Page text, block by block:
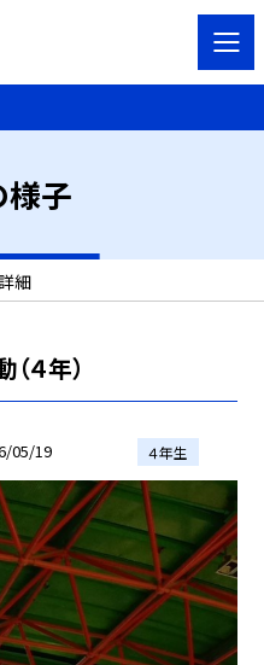
様子
細
４年）
05/19 ４年生